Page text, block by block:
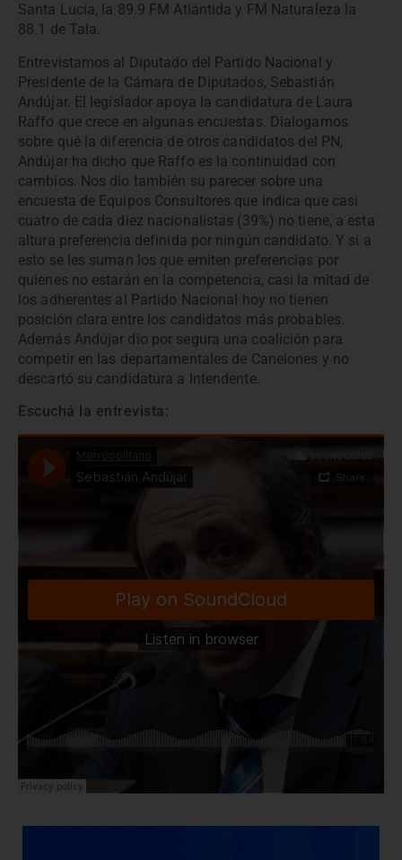
Santa Lucía, la 89.9 FM Atlántida y FM Naturaleza la
88.1 de Tala.
Entrevistamos al Diputado del Partido Nacional y
Presidente de la Cámara de Diputados, Sebastián
Andújar. El legislador apoya la candidatura de Laura
Raffo que crece en algunas encuestas. Dialogamos
sobre qué la diferencia de otros candidatos del PN,
Andújar ha dicho que Raffo es la continuidad con
cambios. Nos dio también su parecer sobre una
encuesta de Equipos Consultores que indica que casi
cuatro de cada diez nacionalistas (39%) no tiene, a esta
altura preferencia definida por ningún candidato. Y si a
esto se les suman los que emiten preferencias por
quienes no estarán en la competencia, casi la mitad de
los adherentes al Partido Nacional hoy no tienen
posición clara entre los candidatos más probables.
Además Andújar dio por segura una coalición para
competir en las departamentales de Canelones y no
descartó su candidatura a Intendente.
Escuchá la entrevista: